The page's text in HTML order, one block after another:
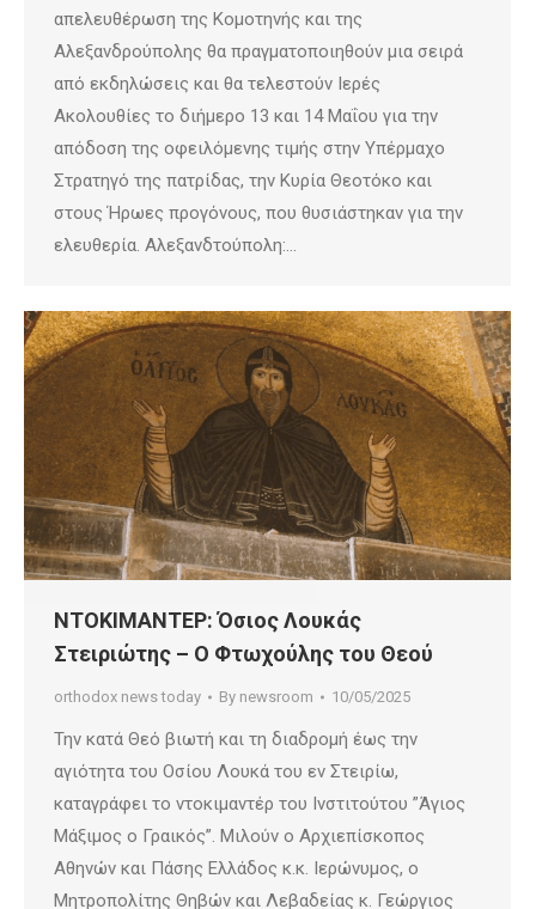
απελευθέρωση της Κομοτηνής και της
Αλεξανδρούπολης θα πραγματοποιηθούν μια σειρά
από εκδηλώσεις και θα τελεστούν Ιερές
Ακολουθίες το διήμερο 13 και 14 Μαΐου για την
απόδοση της οφειλόμενης τιμής στην Υπέρμαχο
Στρατηγό της πατρίδας, την Κυρία Θεοτόκο και
στους Ήρωες προγόνους, που θυσιάστηκαν για την
ελευθερία. Αλεξανδτούπολη:…
ΝΤΟΚΙΜΑΝΤΕΡ: Όσιος Λουκάς
Στειριώτης – Ο Φτωχούλης του Θεού
orthodox news today By newsroom 10/05/2025
Την κατά Θεό βιωτή και τη διαδρομή έως την
αγιότητα του Οσίου Λουκά του εν Στειρίω,
καταγράφει το ντοκιμαντέρ του Ινστιτούτου ”Άγιος
Μάξιμος ο Γραικός”. Μιλούν ο Αρχιεπίσκοπος
Αθηνών και Πάσης Ελλάδος κ.κ. Ιερώνυμος, ο
Μητροπολίτης Θηβών και Λεβαδείας κ. Γεώργιος